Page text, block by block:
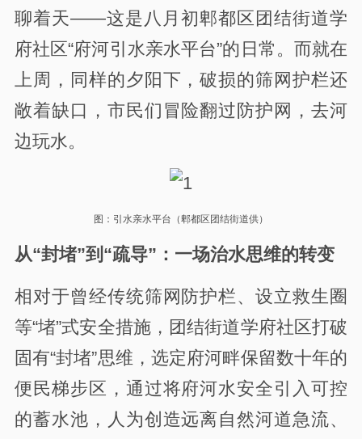
聊着天——这是八月初郫都区团结街道学
府社区“府河引水亲水平台”的日常。而就在
上周，同样的夕阳下，破损的筛网护栏还
敞着缺口，市民们冒险翻过防护网，去河
边玩水。
图： 引水亲水平台（郫都区团结街道供）
从“封堵”到“疏导”：一场治水思维的转变
相对于曾经传统筛网防护栏、设立救生圈
等“堵”式安全措施，团结街道学府社区打破
固有“封堵”思维，选定府河畔保留数十年的
便民梯步区，通过将府河水安全引入可控
的蓄水池，人为创造远离自然河道急流、